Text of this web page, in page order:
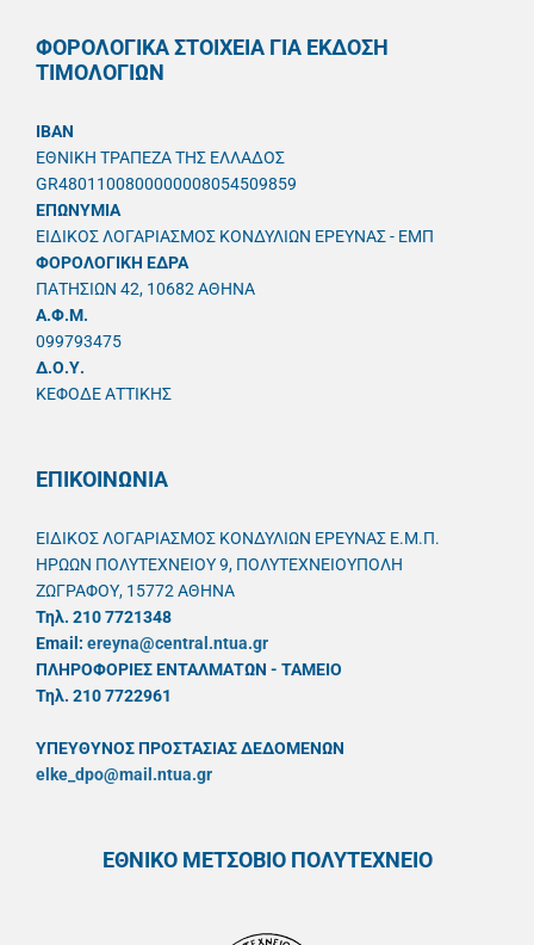
ΦΟΡΟΛΟΓΙΚΑ ΣΤΟΙΧΕΙΑ ΓΙΑ ΕΚΔΟΣΗ
ΤΙΜΟΛΟΓΙΩΝ
IBAN
ΕΘΝΙΚΗ ΤΡΑΠΕΖΑ ΤΗΣ ΕΛΛΑΔΟΣ
GR4801100800000008054509859
ΕΠΩΝΥΜΙΑ
ΕΙΔΙΚΟΣ ΛΟΓΑΡΙΑΣΜΟΣ ΚΟΝΔΥΛΙΩΝ ΕΡΕΥΝΑΣ - ΕΜΠ
ΦΟΡΟΛΟΓΙΚΗ ΕΔΡΑ
ΠΑΤΗΣΙΩΝ 42, 10682 ΑΘΗΝΑ
A.Φ.Μ.
099793475
Δ.Ο.Υ.
ΚΕΦΟΔΕ ΑΤΤΙΚΗΣ
ΕΠΙΚΟΙΝΩΝΙΑ
ΕΙΔΙΚΟΣ ΛΟΓΑΡΙΑΣΜΟΣ ΚΟΝΔΥΛΙΩΝ ΕΡΕΥΝΑΣ Ε.Μ.Π.
ΗΡΩΩΝ ΠΟΛΥΤΕΧΝΕΙΟΥ 9, ΠΟΛΥΤΕΧΝΕΙΟΥΠΟΛΗ
ΖΩΓΡΑΦΟΥ, 15772 ΑΘΗΝΑ
Τηλ. 210 7721348
Email: ereyna@central.ntua.gr
ΠΛΗΡΟΦΟΡΙΕΣ ΕΝΤΑΛΜΑΤΩΝ - ΤΑΜΕΙΟ
Τηλ. 210 7722961
ΥΠΕΥΘYΝΟΣ ΠΡΟΣΤΑΣΙΑΣ ΔΕΔΟΜΕΝΩΝ
elke_dpo@mail.ntua.gr
ΕΘΝΙΚΟ ΜΕΤΣΟΒΙΟ ΠΟΛΥΤΕΧΝΕΙΟ